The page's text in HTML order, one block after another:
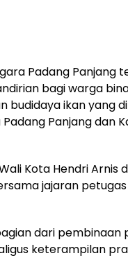
Padang
bagi warga
budidaya ikan yang
Panjang dan
Kota Hendri Arnis
jajaran
dari
keterampilan